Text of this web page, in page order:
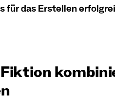
für das Erstellen